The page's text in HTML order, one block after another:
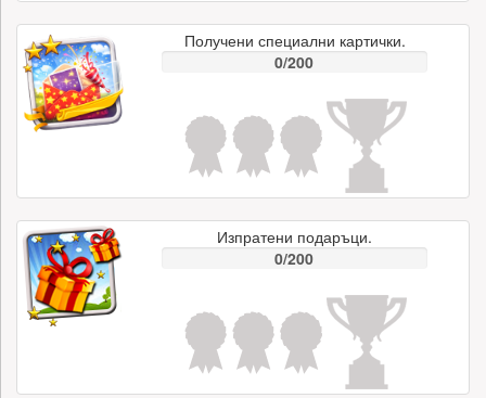
Получени специални картички.
0/200
Изпратени подаръци.
0/200